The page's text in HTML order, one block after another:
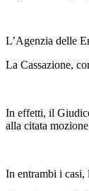
L’Agenzia delle
La Cassazione,
In effetti, il
alla citata
In entrambi i casi,